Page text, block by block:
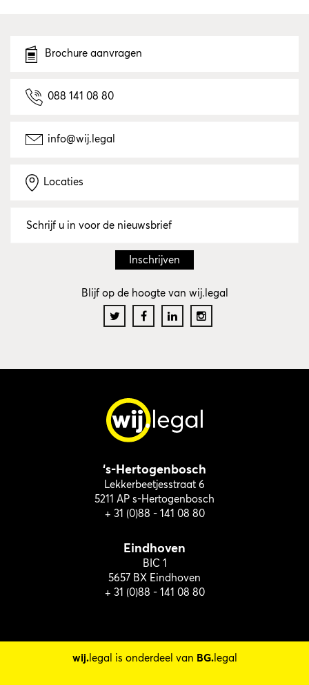
Brochure aanvragen
088 141 08 80
info@wij.legal
Locaties
Blijf op de hoogte van wij.legal
‘s-Hertogenbosch
Lekkerbeetjesstraat 6
5211 AP s-Hertogenbosch
+ 31 (0)88 - 141 08 80
Eindhoven
BIC 1
5657 BX Eindhoven
+ 31 (0)88 - 141 08 80
wij.legal is onderdeel van BG.legal